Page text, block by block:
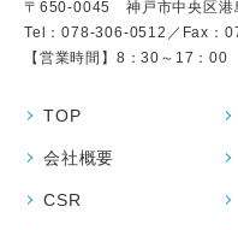
〒650-0045 神戸市中央区港
Tel：078-306-0512 ／Fax：
【営業時間】8：30～17：00
TOP
会社概要
CSR